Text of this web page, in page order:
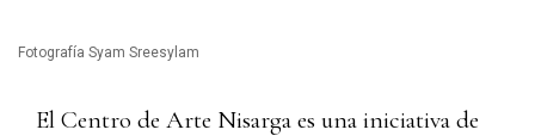
Fotografía Syam Sreesylam
El Centro de Arte Nisarga es una iniciativa de